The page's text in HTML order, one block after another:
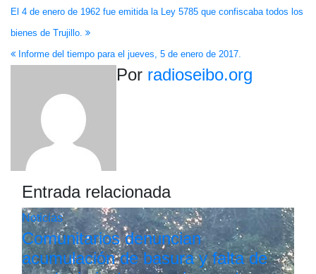
Navegación
de
entradas
El 4 de enero de 1962 fue emitida la Ley 5785 que confiscaba todos los
bienes de Trujillo.
Informe del tiempo para el jueves, 5 de enero de 2017.
Por radioseibo.org
Entrada relacionada
Noticias
Comunitarios denuncian
acumulación de basura y falta de